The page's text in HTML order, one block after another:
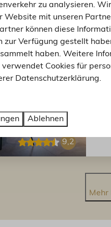
9,2
Mehr
zu analysieren.
Website mit unseren
können diese
zur Verfügung gestellt
haben. Weitere
verwendet Cookies für
Datenschutzerklärung.
Ablehnen